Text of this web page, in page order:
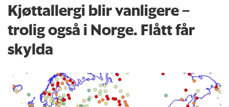
Kjøttallergi blir vanligere –
trolig også i Norge. Flått får
skylda